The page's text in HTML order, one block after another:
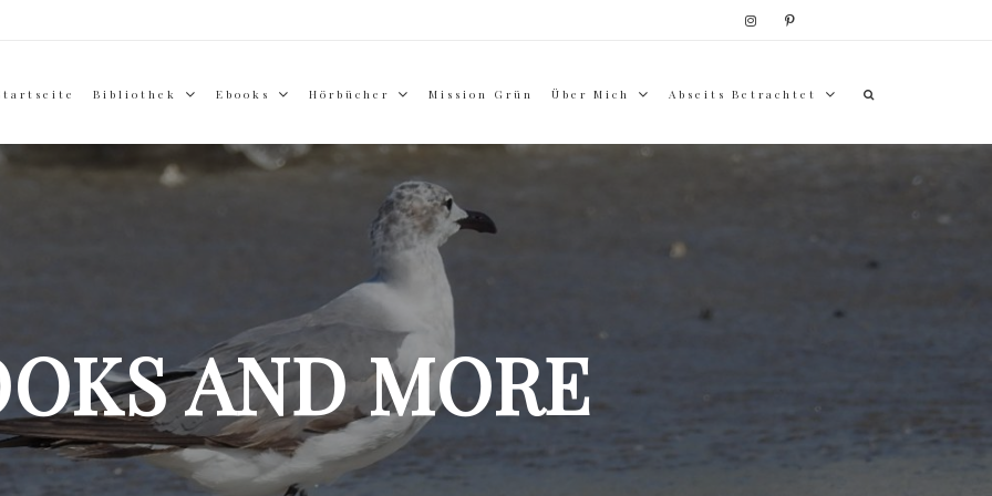
Bibliothek Ebooks Hörbücher Mission Grün Über Mich Abseits Betrachtet
AND MORE